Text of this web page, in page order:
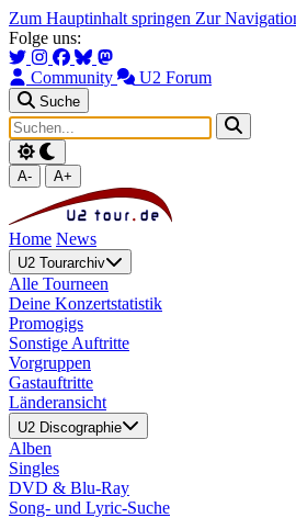
Zum Hauptinhalt springen Zur
Folge uns:
Community U2 Forum
Suche
A- A+
Home News
U2 Tourarchiv
Alle Tourneen
Deine Konzertstatistik
Promogigs
Sonstige Auftritte
Vorgruppen
Gastauftritte
Länderansicht
U2 Discographie
Alben
Singles
DVD & Blu-Ray
Song- und Lyric-Suche